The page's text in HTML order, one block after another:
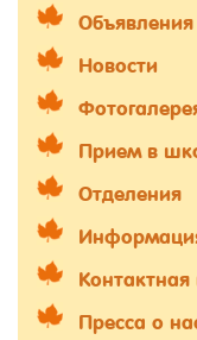
Объявления
Новости
Прием в
Отделения
Пресса о